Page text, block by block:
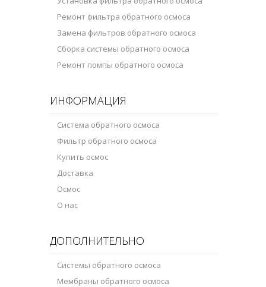
Ремонт фильтра обратного осмоса
Замена фильтров обратного осмоса
Сборка системы обратного осмоса
Ремонт помпы обратного осмоса
ИНФОРМАЦИЯ
Система обратного осмоса
Фильтр обратного осмоса
Купить осмос
Доставка
Осмос
О нас
ДОПОЛНИТЕЛЬНО
Системы обратного осмоса
Мембраны обратного осмоса